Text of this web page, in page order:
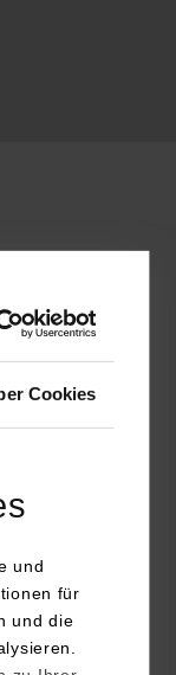
Cookies
und
für
und die